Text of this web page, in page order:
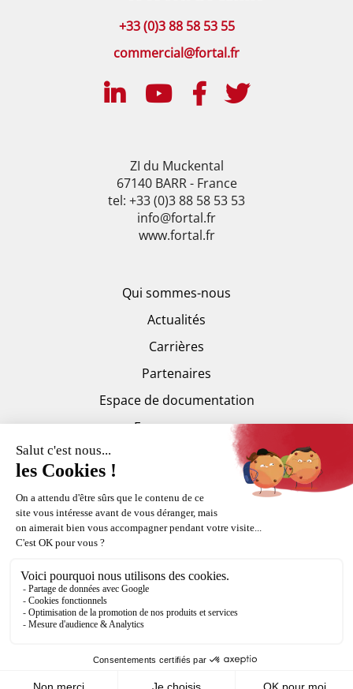
+33 (0)3 88 58 53 55
commercial@fortal.fr
ZI du Muckental
67140 BARR - France
tel: +33 (0)3 88 58 53 53
info@fortal.fr
www.fortal.fr
Qui sommes-nous
Actualités
Carrières
Partenaires
Espace de documentation
Espace presse
Copyright Fortal © 2015-2026
CGV
Politique de confidentialité